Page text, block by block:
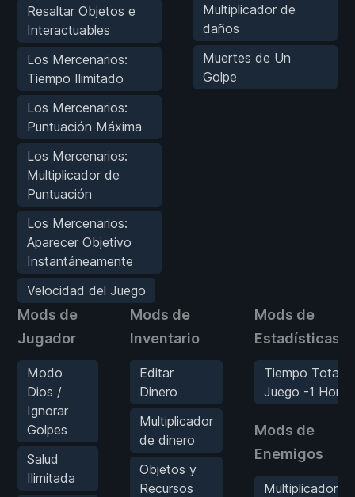
Resaltar Objetos e
Interactuables
Los Mercenarios:
Tiempo Ilimitado
Los Mercenarios:
Puntuación Máxima
Los Mercenarios:
Multiplicador de
Puntuación
Los Mercenarios:
Aparecer Objetivo
Instantáneamente
Velocidad del Juego
Multiplicador de
daños
Muertes de Un
Golpe
Mods de
Jugador
Modo
Dios /
Ignorar
Golpes
Salud
Ilimitada
Mods de
Inventario
Editar
Dinero
Multiplicador
de dinero
Objetos y
Recursos
Mods de
Estadísticas
Tiempo Total
Juego -1 Hora
Mods de
Enemigos
Multiplicador